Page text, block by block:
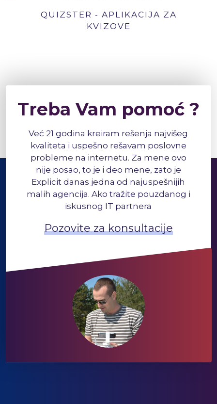
QUIZSTER - APLIKACIJA ZA
KVIZOVE
Treba Vam pomoć ?
Već 21 godina kreiram rešenja najvišeg
kvaliteta i uspešno rešavam poslovne
probleme na internetu. Za mene ovo
nije posao, to je i deo mene, zato je
Explicit danas jedna od najuspešnijih
malih agencija. Ako tražite pouzdanog i
iskusnog IT partnera
Pozovite za konsultacije